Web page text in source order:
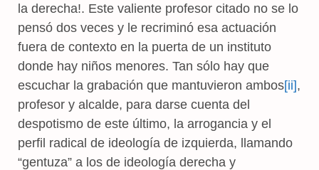
la derecha!. Este valiente profesor citado no se lo
pensó dos veces y le recriminó esa actuación
fuera de contexto en la puerta de un instituto
donde hay niños menores. Tan sólo hay que
escuchar la grabación que mantuvieron ambos[ii],
profesor y alcalde, para darse cuenta del
despotismo de este último, la arrogancia y el
perfil radical de ideología de izquierda, llamando
“gentuza” a los de ideología derecha y